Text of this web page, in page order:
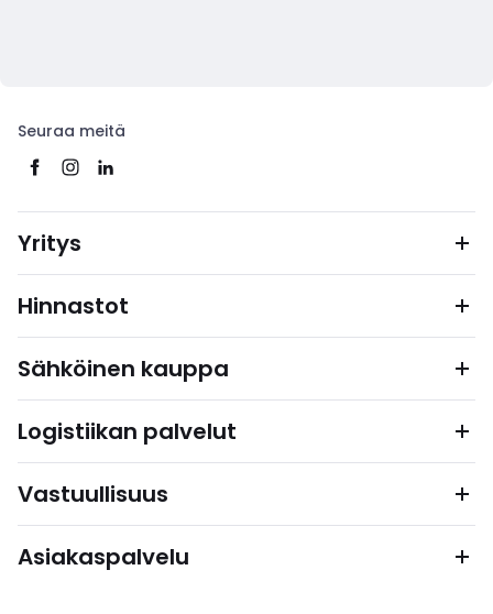
Seuraa meitä
Yritys
Hinnastot
Sähköinen kauppa
Logistiikan palvelut
Vastuullisuus
Asiakaspalvelu